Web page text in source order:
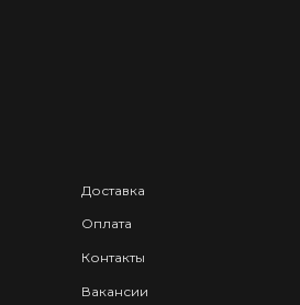
Доставка
Оплата
Контакты
Вакансии